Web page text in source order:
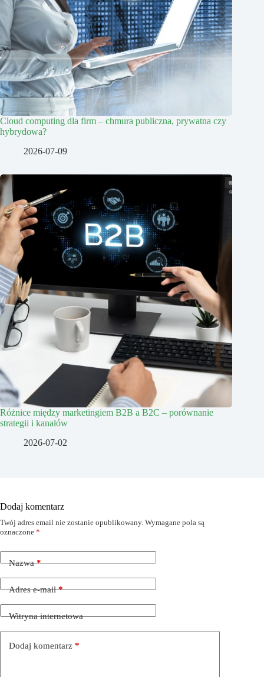
Cloud computing dla firm – chmura publiczna, prywatna czy
hybrydowa?
2026-07-09
Różnice między marketingiem B2B a B2C – porównanie
strategii i kanałów
2026-07-02
Dodaj komentarz
Twój adres email nie zostanie opublikowany. Wymagane pola są
oznaczone *
Nazwa*
Adres e-mail*
Witryna internetowa
Dodaj komentarz *